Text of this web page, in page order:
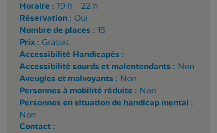
Horaire : 19 h - 22 h
Réservation : Oui
Nombre de places : 15
Prix : Gratuit
Accessibilité Handicapés :
Accessibilité sourds et malentendants : Non
Aveugles et malvoyants : Non
Personnes à mobilité réduite : Non
Personnes en situation de handicap mental :
Non
Contact :